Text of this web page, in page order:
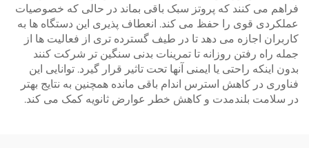
فراهم می کنند که پروتز سبک باقی بماند در حالی که خصوصیات
عملکردی قوی را حفظ می کند. انعطاف پذیری این دستگاه ها به
کاربران اجازه می دهد تا در طیف گسترده تری از فعالیت ها از
جمله راه رفتن روزانه تا تمرینات بدنی سنگین تر شرکت کنند
بدون اینکه راحتی یا ایمنی آنها تحت تاثیر قرار گیرد. توانایی این
فناوری در کاهش استرس اندام باقی مانده همچنین به نتایج بهتر
در سلامت بلندمدت و کاهش خطر عوارض ثانویه کمک می کند.